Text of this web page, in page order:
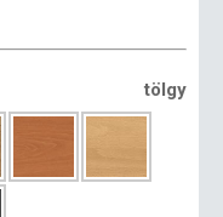
tölgy